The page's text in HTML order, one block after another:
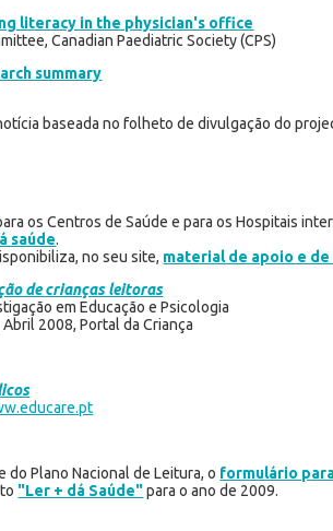
literacy in the physician's office
Canadian Paediatric Society (CPS)
summary
baseada no folheto de divulgação do
os Centros de Saúde e para os Hospitais
saúde.
no seu site, material de apoio e
de crianças leitoras
em Educação e Psicologia
2008, Portal da Criança
Plano Nacional de Leitura, o formulário
"Ler + dá Saúde"para o ano de 2009.